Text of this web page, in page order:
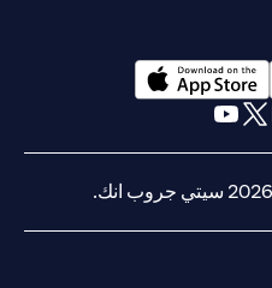
(opens in a new tab)